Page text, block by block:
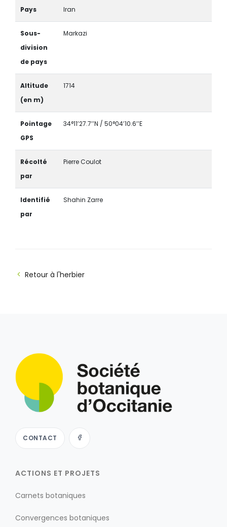
Pays Iran
Sous-
division
de pays
Markazi
Altitude
(en m)
1714
Pointage
GPS
34°11’27.7’’N / 50°04’10.6’’E
Récolté
par
Pierre Coulot
Identifié
par
Shahin Zarre
Retour à l'herbier
CONTACT
ACTIONS ET PROJETS
Carnets botaniques
Convergences botaniques